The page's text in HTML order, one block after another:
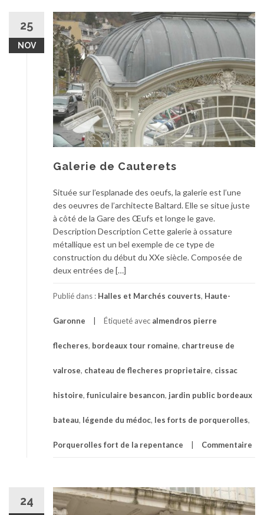
25
NOV
Galerie de Cauterets
Située sur l’esplanade des oeufs, la galerie est l’une
des oeuvres de l’architecte Baltard. Elle se situe juste
à côté de la Gare des Œufs et longe le gave.
Description Description Cette galerie à ossature
métallique est un bel exemple de ce type de
construction du début du XXe siècle. Composée de
deux entrées de […]
Publié dans : Halles et Marchés couverts, Haute-
Garonne Étiqueté avec almendros pierre
flecheres, bordeaux tour romaine, chartreuse de
valrose, chateau de flecheres proprietaire, cissac
histoire, funiculaire besancon, jardin public bordeaux
bateau, légende du médoc, les forts de porquerolles,
Porquerolles fort de la repentance Commentaire
24